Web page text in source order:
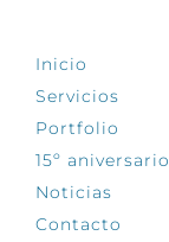
Inicio
Servicios
Portfolio
15º aniversario
Noticias
Contacto